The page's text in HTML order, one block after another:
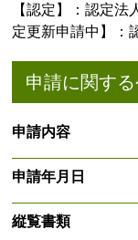
【認定】：認定
定更新申請中】：
申請に関す
申請内容
申請年月日
縦覧書類